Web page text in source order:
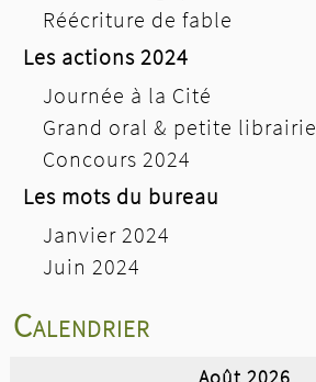
Réécriture de fable
Les actions 2024
Journée à la Cité
Grand oral & petite librairie
Concours 2024
Les mots du bureau
Janvier 2024
Juin 2024
Calendrier